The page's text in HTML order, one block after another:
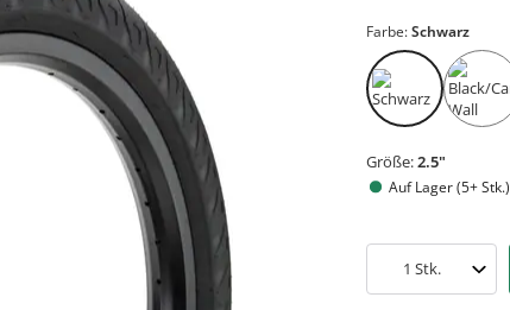
Farbe:Schwarz
Größe:2.5"
Auf Lager (5+ Stk.)
1 Stk.